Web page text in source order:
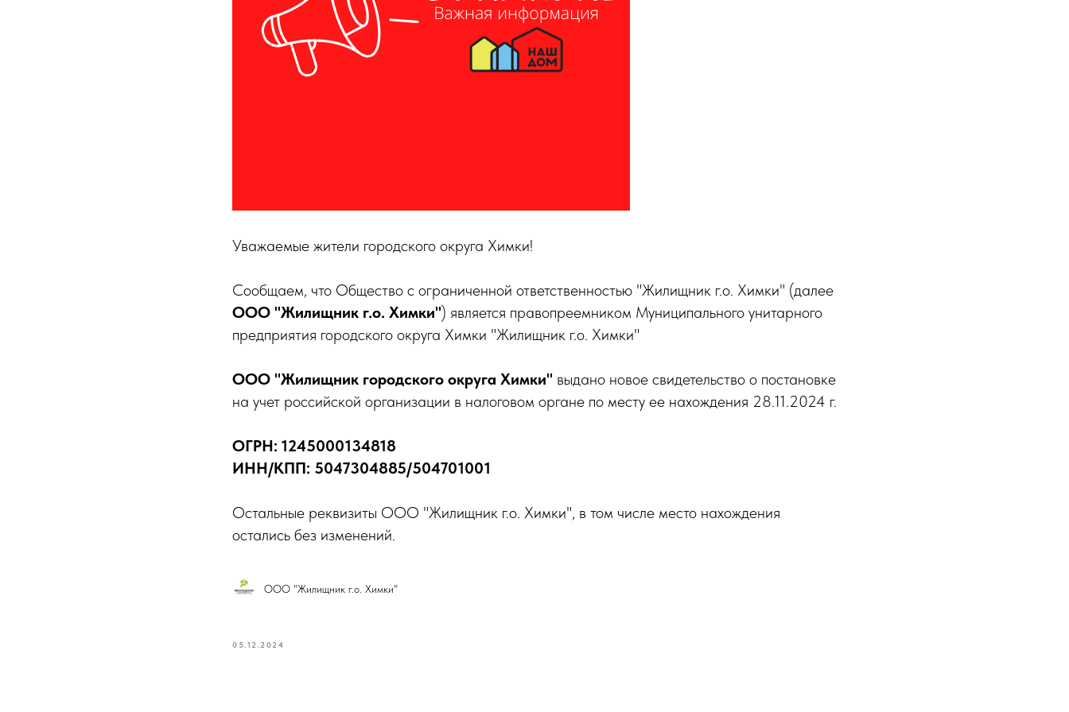
Уважаемые жители городского округа Химки!
Сообщаем, что Общество с ограниченной ответственностью "Жилищник г.о. Химки" (далее
ООО "Жилищник г.о. Химки") является правопреемником Муниципального унитарного
предприятия городского округа Химки "Жилищник г.о. Химки"
ООО "Жилищник городского округа Химки" выдано новое свидетельство о постановке
на учет российской организации в налоговом органе по месту ее нахождения 28.11.2024 г.
ОГРН: 1245000134818
ИНН/КПП: 5047304885/504701001
Остальные реквизиты ООО "Жилищник г.о. Химки", в том числе место нахождения
остались без изменений.
ООО "Жилищник г.о. Химки"
05.12.2024